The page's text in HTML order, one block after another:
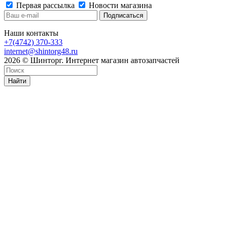
Первая рассылка
Новости магазина
Наши контакты
+7(4742) 370-333
internet@shintorg48.ru
2026 © Шинторг. Интернет магазин автозапчастей
Найти